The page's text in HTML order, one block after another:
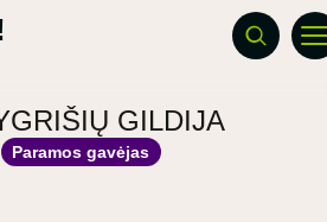
GILDIJA
Paramos gavėjas